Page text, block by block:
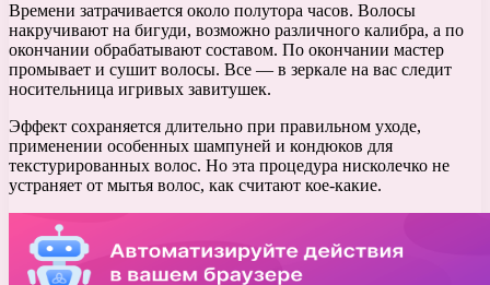
Времени затрачивается около полутора часов. Волосы
накручивают на бигуди, возможно различного калибра, а по
окончании обрабатывают составом. По окончании мастер
промывает и сушит волосы. Все — в зеркале на вас следит
носительница игривых завитушек.
Эффект сохраняется длительно при правильном уходе,
применении особенных шампуней и кондюков для
текстурированных волос. Но эта процедура нисколечко не
устраняет от мытья волос, как считают кое-какие.